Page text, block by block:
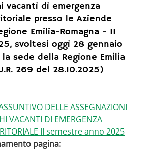
vacanti di emergenza
presso le Aziende
Emilia-Romagna - II
svoltesi oggi 28 gennaio
sede della Regione Emilia
269 del 28.10.2025)
DELLE ASSEGNAZIONI
VACANTI DI EMERGENZA
II semestre anno 2025
pagina: